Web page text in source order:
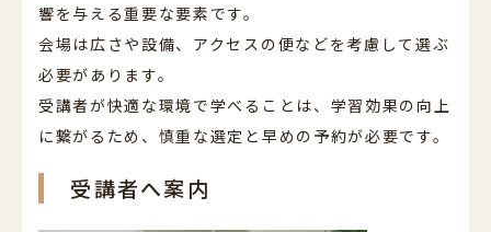
響を与える重要な要素です。
会場は広さや設備、アクセスの便などを考慮して選ぶ
必要があります。
受講者が快適な環境で学べることは、学習効果の向上
に繋がるため、慎重な選定と早めの予約が必要です。
受講者へ案内